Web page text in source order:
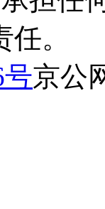
。
京公